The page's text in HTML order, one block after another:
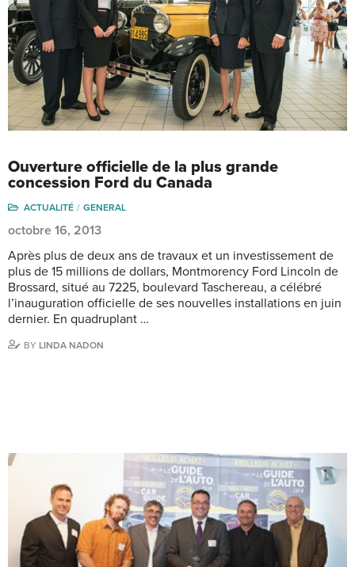
Ouverture officielle de la plus grande
concession Ford du Canada
ACTUALITÉ GENERAL
octobre 16, 2013
Après plus de deux ans de travaux et un investissement de
plus de 15 millions de dollars, Montmorency Ford Lincoln de
Brossard, situé au 7225, boulevard Taschereau, a célébré
l’inauguration officielle de ses nouvelles installations en juin
dernier. En quadruplant …
BY LINDA NADON